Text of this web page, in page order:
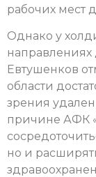
рабочих мест
Однако у
Евтушенков
области
зрения
причине АФК
но и